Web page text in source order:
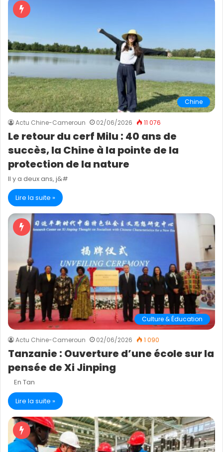
Chine
Actu Chine-Cameroun 02/06/2026 11 076
Le retour du cerf Milu : 40 ans de
succès, la Chine à la pointe de la
protection de la nature
Il y a deux ans, j&#
Lire la suite »
Culture & Éducation
Actu Chine-Cameroun 02/06/2026 1 090
Tanzanie : Ouverture d’une école sur la
pensée de Xi Jinping
En Tan
Lire la suite »